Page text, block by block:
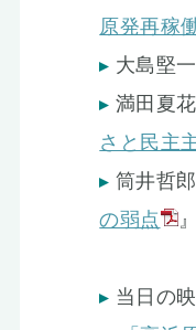
原発再稼
大島堅
満田夏
さと民主
筒井哲
の弱点
』
当日の